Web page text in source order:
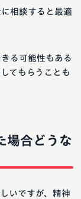
相談すると最適
る可能性もある
てもらうことも
場合どうな
いですが、精神